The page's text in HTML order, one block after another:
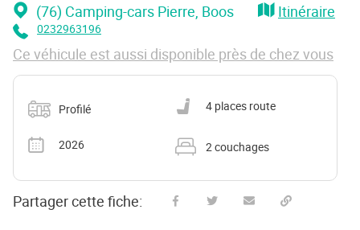
(76) Camping-cars Pierre , Boos Itinéraire
0232963196
Ce véhicule est aussi disponible près de chez vous
Catégorie
Profilé
Nombre de places carte grise
4 places route
Année
2026
Nombre de couchages
2 couchages
Partager cette fiche: